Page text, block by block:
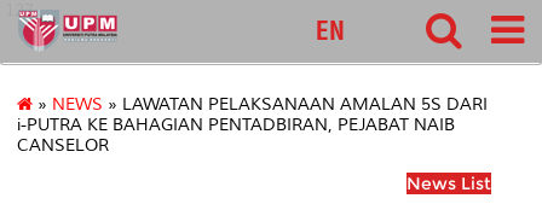
127
EN
» NEWS » LAWATAN PELAKSANAAN AMALAN 5S DARI
i-PUTRA KE BAHAGIAN PENTADBIRAN, PEJABAT NAIB
CANSELOR
News List